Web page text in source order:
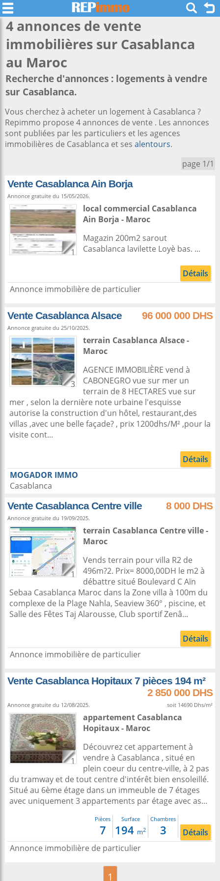
4 annonces de vente
immobilières sur Casablanca
au Maroc
Recherche d'annonces : logements à vendre
sur Casablanca.
Vous cherchez à acheter un logement à Casablanca ?
Repimmo propose 4 annonces de vente . Les annonces
sont publiées par les particuliers et les agences
immobilières de Casablanca et ses alentours.
page 1/1
Vente Casablanca Ain Borja
Annonce gratuite du 15/05/2026.
1
local commercial Casablanca
Ain Borja - Maroc
Magazin 200m2 sarout
Casablanca lavilette Loyè bas. ...
Détails
Annonce immobilière de particulier
Vente Casablanca Alsace 96 000 000 DHS
Annonce gratuite du 25/10/2025.
3
terrain Casablanca Alsace -
Maroc
AGENCE IMMOBILIÈRE vend à
CABONEGRO vue sur mer un
terrain de 8 HECTARES vue sur
mer , selon la dernière note urbaine l'esquisse
autorise la construction d'un hôtel, restaurant,des
villas ,avec une belle façade? , prix 1200dhs/M² ,pour la
visite cont...
Détails
MOGADOR IMMO
Casablanca
Vente Casablanca Centre ville 8 000 DHS
Annonce gratuite du 19/09/2025.
1
terrain Casablanca Centre ville -
Maroc
Vends terrain pour villa R2 de
496m?2. Prix= 8000,00DH le m2 à
débattre situé Boulevard C Aïn
Sebaa Casablanca Maroc dans la Zone villa à 100m du
complexe de la Plage Nahla, Seaview 360° , piscine, et
Salle des Fêtes Taj Alarousse, Club sportif Zenâ...
Détails
Annonce immobilière de particulier
Vente Casablanca Hopitaux 7 pièces 194 m²
2 850 000 DHS
Annonce gratuite du 12/08/2025. soit 14690 Dhs/m²
1
appartement Casablanca
Hopitaux - Maroc
Découvrez cet appartement à
vendre à Casablanca , situé en
plein coeur du centre-ville, à 2 pas
du tramway et de tout centre d'intérêt bien ensoleillé.
Situé au 6ème étage dans un immeuble de 7 étages
avec uniquement 3 appartements par étage avec as...
Pièces
7
Surface
194 m2
Chambres
3
Détails
Annonce immobilière de particulier
1